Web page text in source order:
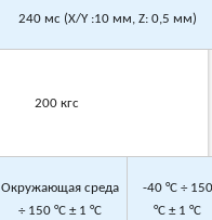
240 мс (X/Y :10 мм, Z: 0,5 мм)
200 кгс
Окружающая среда
÷ 150 °С ± 1 °С
-40°С ÷ 150
°С ± 1 °С